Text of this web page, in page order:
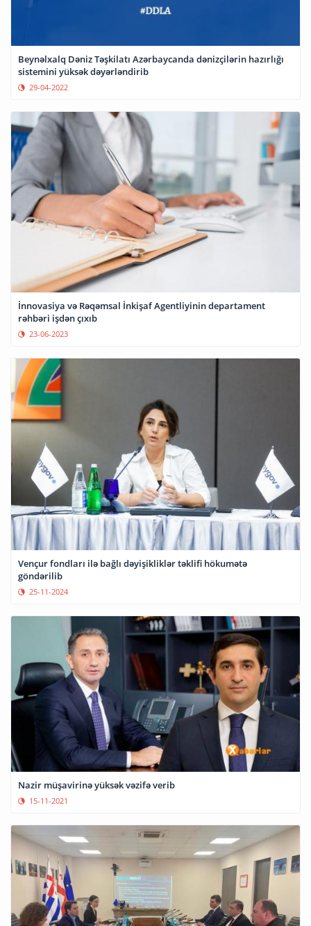
Beynəlxalq Dəniz Təşkilatı Azərbaycanda dənizçilərin hazırlığı
sistemini yüksək dəyərləndirib
29-04-2022
İnnovasiya və Rəqəmsal İnkişaf Agentliyinin departament
rəhbəri işdən çıxıb
23-06-2023
Vençur fondları ilə bağlı dəyişikliklər təklifi hökumətə
göndərilib
25-11-2024
Nazir müşavirinə yüksək vəzifə verib
15-11-2021